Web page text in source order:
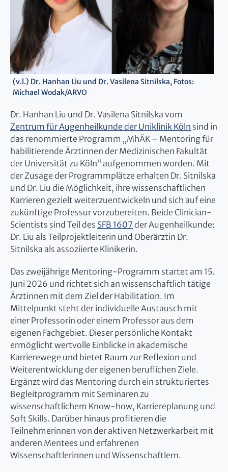
(v.l.) Dr. Hanhan Liu und Dr. Vasilena Sitnilska, Fotos:
Michael Wodak/ARVO
Dr. Hanhan Liu und Dr. Vasilena Sitnilska vom
Zentrum für Augenheilkunde der Uniklinik Köln sind in
das renommierte Programm „MhÄK – Mentoring für
habilitierende Ärztinnen der Medizinischen Fakultät
der Universität zu Köln“ aufgenommen worden. Mit
der Zusage der Programmplätze erhalten Dr. Sitnilska
und Dr. Liu die Möglichkeit, ihre wissenschaftlichen
Karrieren gezielt weiterzuentwickeln und sich auf eine
zukünftige Professur vorzubereiten. Beide Clinician-
Scientists sind Teil des SFB 1607 der Augenheilkunde:
Dr. Liu als Teilprojektleiterin und Oberärztin Dr.
Sitnilska als assoziierte Klinikerin.
Das zweijährige Mentoring-Programm startet am 15.
Juni 2026 und richtet sich an wissenschaftlich tätige
Ärztinnen mit dem Ziel der Habilitation. Im
Mittelpunkt steht der individuelle Austausch mit
einer Professorin oder einem Professor aus dem
eigenen Fachgebiet. Dieser persönliche Kontakt
ermöglicht wertvolle Einblicke in akademische
Karrierewege und bietet Raum zur Reflexion und
Weiterentwicklung der eigenen beruflichen Ziele.
Ergänzt wird das Mentoring durch ein strukturiertes
Begleitprogramm mit Seminaren zu
wissenschaftlichem Know-how, Karriereplanung und
Soft Skills. Darüber hinaus profitieren die
Teilnehmerinnen von der aktiven Netzwerkarbeit mit
anderen Mentees und erfahrenen
Wissenschaftlerinnen und Wissenschaftlern.